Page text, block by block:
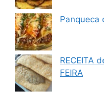
Panqueca
RECEITA
FEIRA